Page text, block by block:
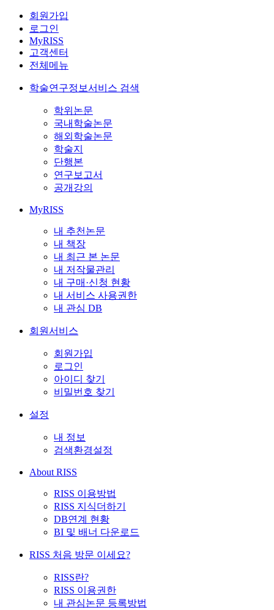
회원가입
로그인
MyRISS
고객센터
전체메뉴
학술연구정보서비스 검색
학위논문
국내학술논문
해외학술논문
학술지
단행본
연구보고서
공개강의
MyRISS
내 추천논문
내 책장
내 최근 본 논문
내 저작물관리
내 구매·신청 현황
내 서비스 사용권한
내 관심 DB
회원서비스
회원가입
로그인
아이디 찾기
비밀번호 찾기
설정
내 정보
검색환경설정
About RISS
RISS 이용방법
RISS 지식더하기
DB연계 현황
BI 및 배너 다운로드
RISS 처음 방문 이세요?
RISS란?
RISS 이용권한
내 관심논문 등록방법